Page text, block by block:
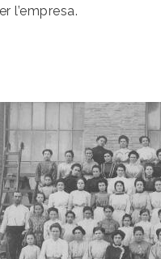
l’empresa.